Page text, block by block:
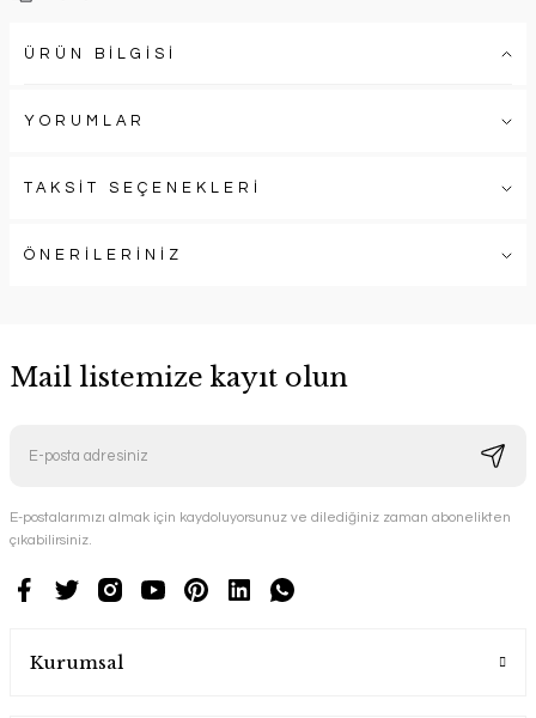
ÜRÜN BİLGİSİ
YORUMLAR
TAKSİT SEÇENEKLERİ
ÖNERİLERİNİZ
Mail listemize kayıt olun
E-postalarımızı almak için kaydoluyorsunuz ve dilediğiniz zaman abonelikten
çıkabilirsiniz.
Kurumsal